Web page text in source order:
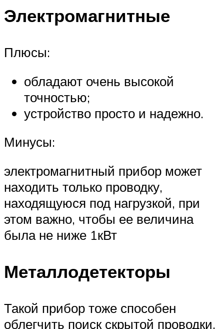
Электромагнитные
Плюсы:
обладают очень высокой
точностью;
устройство просто и надежно.
Минусы:
электромагнитный прибор может
находить только проводку,
находящуюся под нагрузкой, при
этом важно, чтобы ее величина
была не ниже 1кВт
Металлодетекторы
Такой прибор тоже способен
облегчить поиск скрытой проводки,